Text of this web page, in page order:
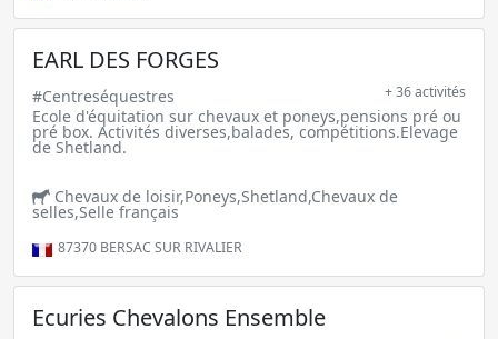
EARL DES FORGES
#Centreséquestres + 36 activités
Ecole d'équitation sur chevaux et poneys,pensions pré ou
pré box. Activités diverses,balades, compétitions.Elevage
de Shetland.
Chevaux de loisir,Poneys,Shetland,Chevaux de
selles,Selle français
87370 BERSAC SUR RIVALIER
Ecuries Chevalons Ensemble